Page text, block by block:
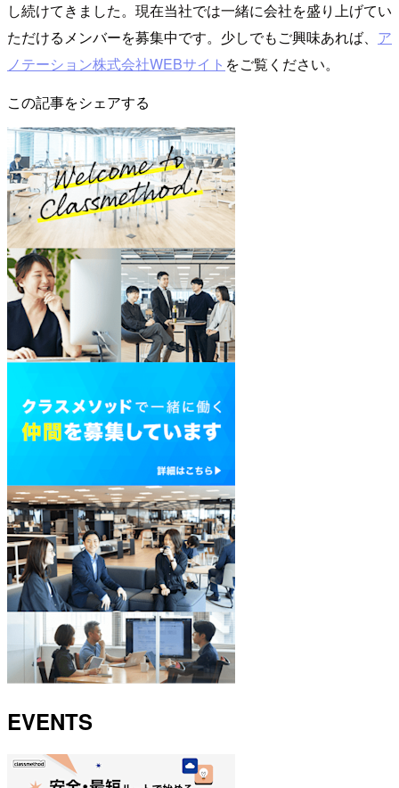
し続けてきました。現在当社では一緒に会社を盛り上げてい
ただけるメンバーを募集中です。少しでもご興味あれば、 ア
ノテーション株式会社WEBサイト をご覧ください。
この記事をシェアする
EVENTS